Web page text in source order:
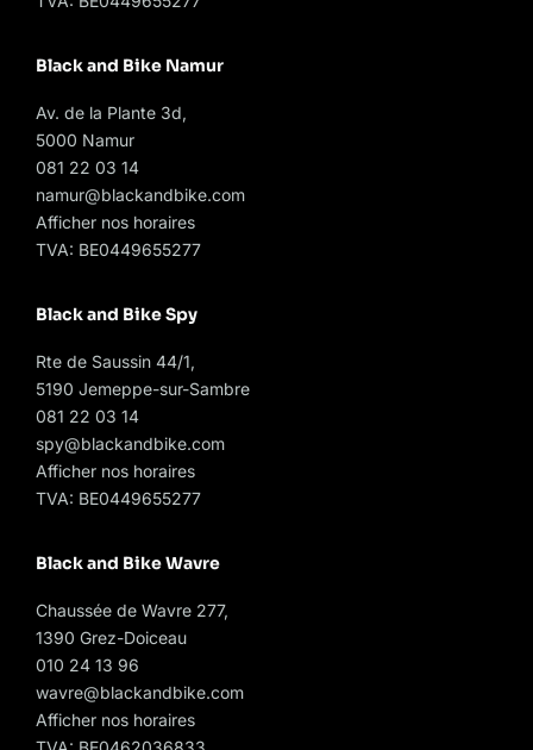
Black and Bike Namur
Av. de la Plante 3d,
5000 Namur
081 22 03 14
namur@blackandbike.com
Afficher nos horaires
TVA: BE0449655277
Black and Bike Spy
Rte de Saussin 44/1,
5190 Jemeppe-sur-Sambre
081 22 03 14
spy@blackandbike.com
Afficher nos horaires
TVA: BE0449655277
Black and Bike Wavre
Chaussée de Wavre 277,
1390 Grez-Doiceau
010 24 13 96
wavre@blackandbike.com
Afficher nos horaires